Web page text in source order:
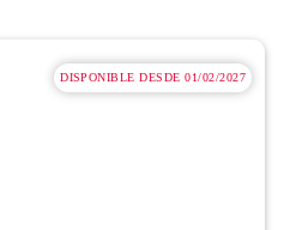
DISPONIBLE DESDE 01/02/2027